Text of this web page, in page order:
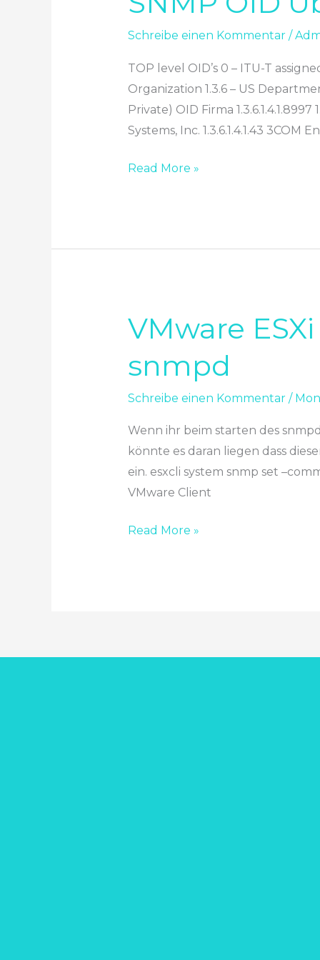
Schreibe einen Kommentar /
TOP level OID’s 0 – ITU-T
Organization 1.3.6 – US
Private) OID Firma 1.3.6.1.4.1.8997
Systems, Inc. 1.3.6.1.4.1.43 3COM
OID
Übersicht
Read More »
VMware
snmpd
Schreibe einen Kommentar /
Wenn ihr beim starten des
könnte es daran liegen dass
ein. esxcli system snmp set
VMware Client
VMware
ESXi
Fehler
Starten
des
Dienstes
snmpd
Read More »